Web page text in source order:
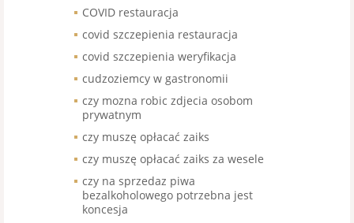
COVID restauracja
covid szczepienia restauracja
covid szczepienia weryfikacja
cudzoziemcy w gastronomii
czy mozna robic zdjecia osobom
prywatnym
czy muszę opłacać zaiks
czy muszę opłacać zaiks za wesele
czy na sprzedaz piwa
bezalkoholowego potrzebna jest
koncesja